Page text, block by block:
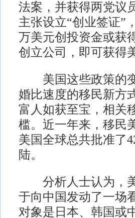
法案，并获得两党议
主张设立“创业签证”
万美元创投资金或获
创立公司，即可获得
美国这些政策的变
婚比速度的移民新方
富人如获至宝，相关
槛。近一年来，移民
美国全球总共批准了
陆。
分析人士认为，美
于向中国发动了一场
对象是日本、韩国或